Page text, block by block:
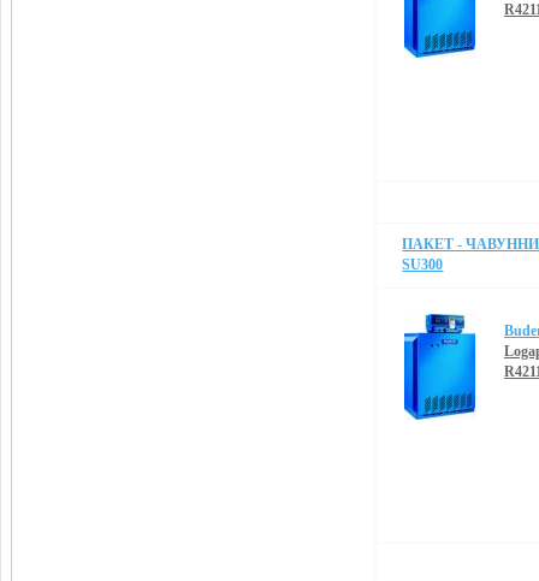
ПАКЕТ -
SU300